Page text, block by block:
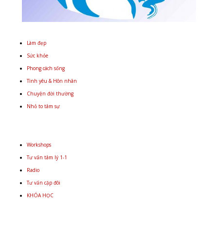
Làm đẹp
Sức khỏe
Phong cách sống
Tình yêu & Hôn nhân
Chuyện đời thường
Nhỏ to tâm sự
Workshops
Tư vấn tâm lý 1-1
Radio
Tư vấn cặp đôi
KHÓA HỌC